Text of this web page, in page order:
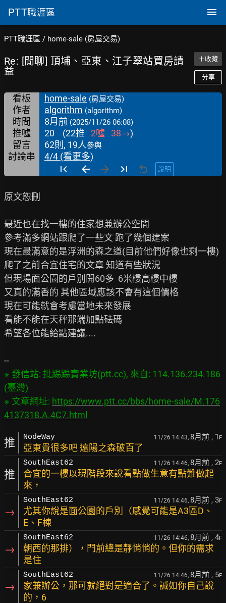
PTT職涯區
PTT職涯區 / home-sale (房屋交易)
Re: [閒聊] 頂埔、亞東、江子翠站買房請
益
＋收藏
分享
看板 home-sale (房屋交易)
作者 algorithm (algorithm)
時間 8月前 (2025/11/26 06:08)
推噓 20 (22推 2噓 38→)
留言
62則, 19人參與
討論串 4/4 (看更多)
說明
原文恕刪
最近也在找一樓的住家想兼辦公空間
參考滿多網站跟爬了一些文 跑了幾個建案
現在最滿意的是浮洲的森之道(目前他們好像也剩一樓)
爬了之前合宜住宅的文章 知道有些狀況
但現場面公園的戶別開60多  6米樓高樓中樓
又真的滿香的 其他區域應該不會有這個價格
現在可能就會考慮當地未來發展
看能不能在天秤那端加點砝碼
希望各位能給點建議....
※ 發信站: 批踢踢實業坊(ptt.cc), 來自: 114.136.234.186
(臺灣)
※ 文章網址: https://www.ptt.cc/bbs/home-sale/M.176
4137318.A.4C7.html
推 NodeWay 11/26 14:43, 8月前 , 1 F
亞東貴很多吧 遠陽之森破百了
推
SouthEast62 11/26 14:46, 8月前 , 2F
合宜的一樓以現階段來說看點做生意有點難做起
來，
→
SouthEast62 11/26 14:46, 8月前 , 3F
尤其你說是面公園的戶別（感覺可能是A3區D、
E、F棟
→
SouthEast62 11/26 14:46, 8月前 , 4F
朝西的那排），門前總是靜悄悄的。但你的需求
是住
→
SouthEast62 11/26 14:46, 8月前 , 5F
家兼辦公，那可就絕對是適合了。誠如你自己說
的，6